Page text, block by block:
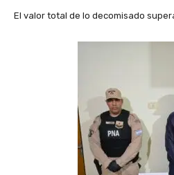
El valor total de lo decomisado